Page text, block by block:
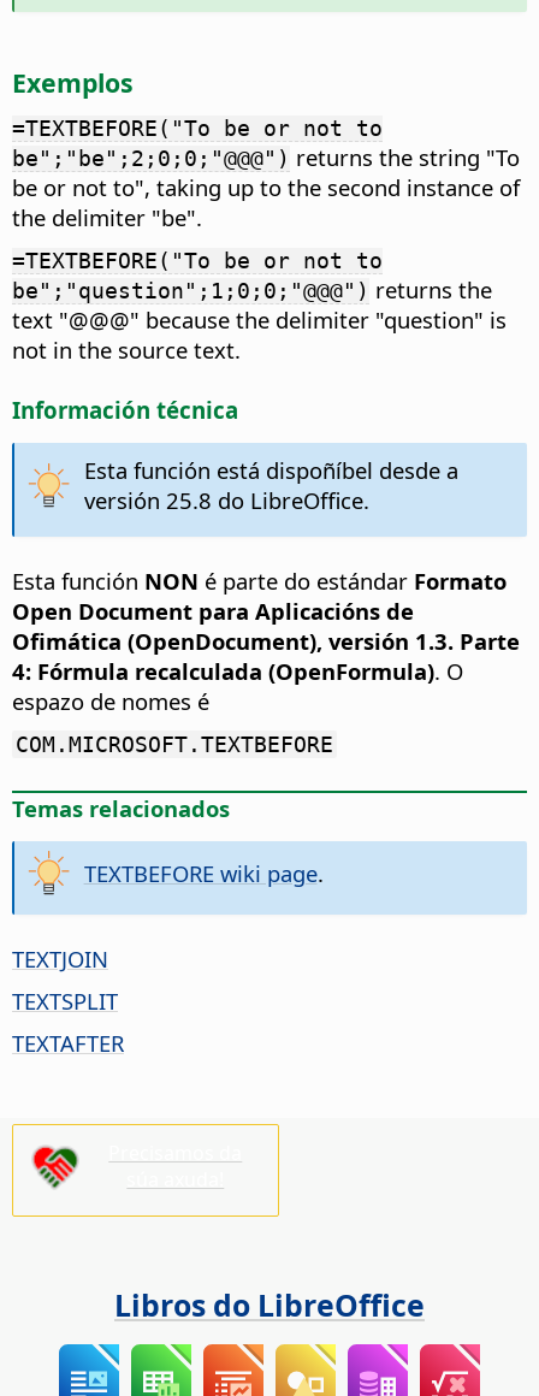
Exemplos
=TEXTBEFORE("To be or not to
be";"be";2;0;0;"@@@") returns the string "To
be or not to", taking up to the second instance of
the delimiter "be".
=TEXTBEFORE("To be or not to
be";"question";1;0;0;"@@@") returns the
text "@@@" because the delimiter "question" is
not in the source text.
Información técnica
Esta función está dispoñíbel desde a
versión 25.8 do LibreOffice.
Esta función NON é parte do estándar Formato
Open Document para Aplicacións de
Ofimática (OpenDocument), versión 1.3. Parte
4: Fórmula recalculada (OpenFormula). O
espazo de nomes é
COM.MICROSOFT.TEXTBEFORE
Temas relacionados
TEXTBEFORE wiki page.
TEXTJOIN
TEXTSPLIT
TEXTAFTER
Libros do LibreOffice